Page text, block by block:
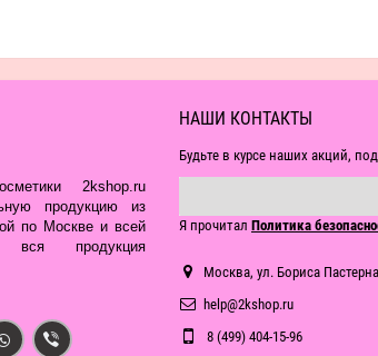
2kshop.ru
продукцию из
по Москве и всей
вся продукция
НАШИ КОНТАКТЫ
Будьте в курсе наших акций,
Я прочитал Политика
Москва, ул. Бориса
help@2kshop.ru
8 (499) 404-15-96